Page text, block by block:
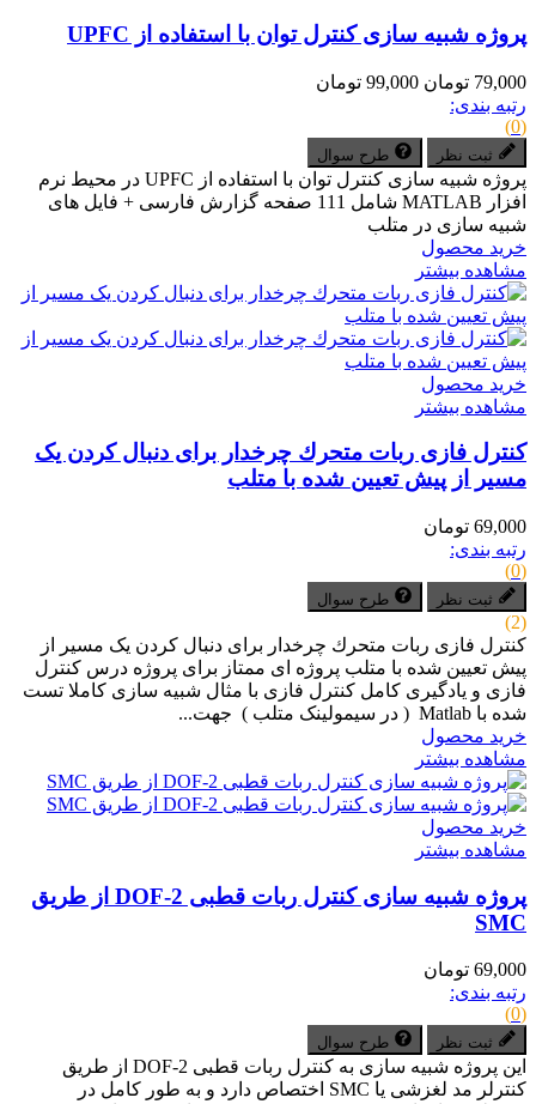
پروژه شبیه سازی کنترل توان با استفاده از UPFC
79,000 تومان
99,000 تومان
رتبه بندی:
(0)
ثبت نظر طرح سوال
پروژه شبیه سازی کنترل توان با استفاده از UPFC در محیط نرم
افزار MATLAB شامل 111 صفحه گزارش فارسی + فایل های
شبیه سازی در متلب
خرید محصول
مشاهده بیشتر
خرید محصول
مشاهده بیشتر
کنترل فازی ربات متحرك چرخدار برای دنبال کردن یک
مسیر از پیش تعیین شده با متلب
69,000 تومان
رتبه بندی:
(0)
ثبت نظر طرح سوال
(2)
کنترل فازی ربات متحرك چرخدار برای دنبال کردن یک مسیر از
پیش تعیین شده با متلب پروژه ای ممتاز برای پروژه درس کنترل
فازی و یادگیری کامل کنترل فازی با مثال شبیه سازی کاملا تست
شده با Matlab ( در سیمولینک متلب ) جهت...
خرید محصول
مشاهده بیشتر
خرید محصول
مشاهده بیشتر
پروژه شبیه سازی کنترل ربات قطبی 2-DOF از طریق
SMC
69,000 تومان
رتبه بندی:
(0)
ثبت نظر طرح سوال
این پروژه شبیه­ سازی به کنترل ربات قطبی DOF-2 از طریق
کنترلر مد لغزشی یا SMC اختصاص دارد و به طور کامل در